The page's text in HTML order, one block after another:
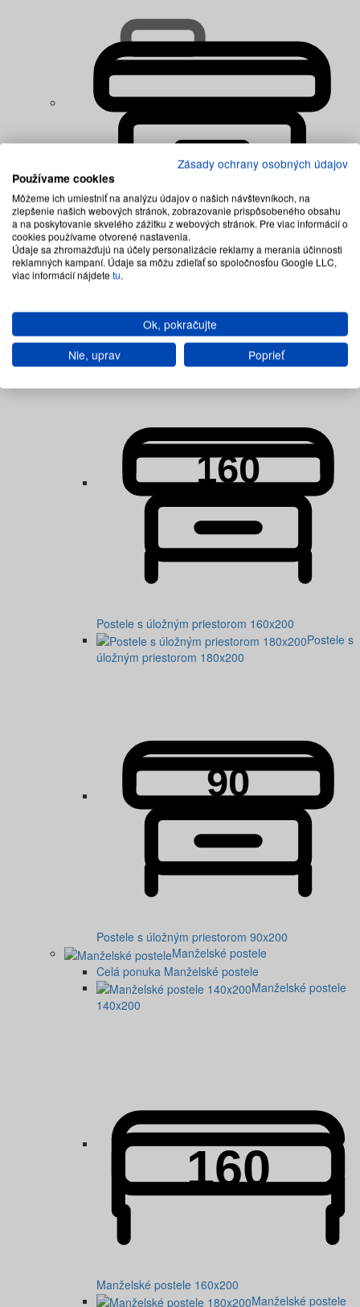
Postele s úložným priestorom
Celá ponuka Postele s úložným priestorom
úložným priestorom 120x200
úložným priestorom 140x200
Postele s úložným priestorom 160x200
Postele s
úložným priestorom 180x200
Postele s úložným priestorom 90x200
Manželské postele
Celá ponuka Manželské postele
Manželské postele
140x200
Manželské postele 160x200
Manželské postele
Zásady ochrany osobných údajov
Používame cookies
Môžeme ich umiestniť na analýzu údajov o našich návštevníkoch, na
zlepšenie našich webových stránok, zobrazovanie prispôsobeného obsahu
a na poskytovanie skvelého zážitku z webových stránok. Pre viac informácií o
cookies používame otvorené nastavenia.
Údaje sa zhromažďujú na účely personalizácie reklamy a merania účinnosti
reklamných kampaní. Údaje sa môžu zdieľať so spoločnosťou Google LLC,
viac informácií nájdetetu.
Ok, pokračujte
Nie, uprav
Poprieť